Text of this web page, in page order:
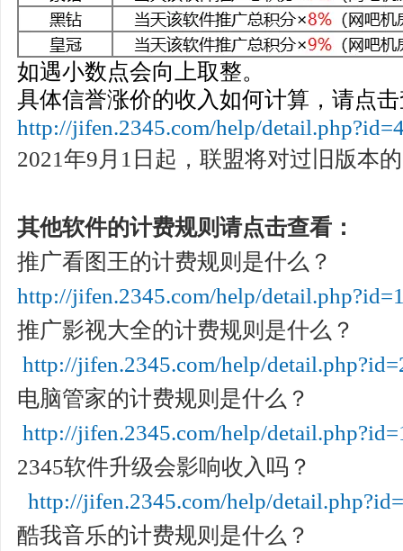
如遇小数点会向上取整。
具体信誉涨价的收入如何计算，请点
http://jifen.2345.com/help/
2021年9月1日起，联盟将对过旧版本
其他软件的计费规则请点击查看：
推广看图王的计费规则是什么？
http://jifen.2345.com/help/
推广影视大全的计费规则是什么？
http://jifen.2345.com/help/
电脑管家的计费规则是什么？
http://jifen.2345.com/help/
2345软件升级会影响收入吗？
http://jifen.2345.com/help/
酷我音乐的计费规则是什么？